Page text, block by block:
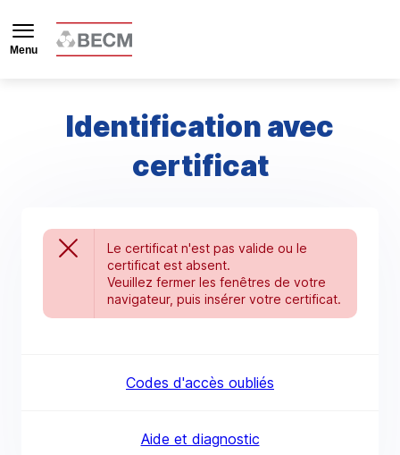
Menu
Identification avec
certificat
Le certificat n'est pas valide ou le
certificat est absent.
Veuillez fermer les fenêtres de votre
navigateur, puis insérer votre certificat.
Codes d'accès oubliés
Aide et diagnostic